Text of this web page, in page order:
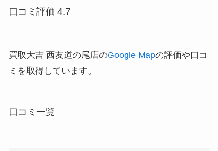
口コミ評価 4.7
買取大吉 西友道の尾店のGoogle Mapの評価や口コ
ミを取得しています。
口コミ一覧